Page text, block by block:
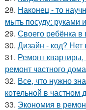
28. Наконец - то
мыть посуду: руками
29. Своего ребёнка
30. Дизайн - код?
31. Ремонт
ремонт частного
32. Все, что нужно
котельной в частном
33. Экономия в